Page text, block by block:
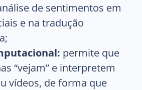
de sentimentos em
e na tradução
permite que
“vejam” e interpretem
vídeos, de forma que